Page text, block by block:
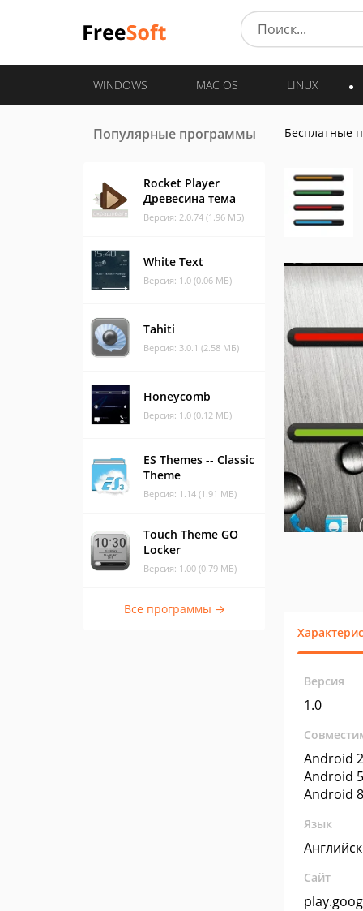
WINDOWS MAC OS LINUX
Популярные программы
Rocket Player
Древесина тема
Версия: 2.0.74 (1.96 МБ)
White Text
Версия: 1.0 (0.06 МБ)
Tahiti
Версия: 3.0.1 (2.58 МБ)
Honeycomb
Версия: 1.0 (0.12 МБ)
ES Themes -- Classic
Theme
Версия: 1.14 (1.91 МБ)
Touch Theme GO
Locker
Версия: 1.00 (0.79 МБ)
Все программы →
Бесплатные
Версия
1.0
Android
Android
Android
Язык
Сайт